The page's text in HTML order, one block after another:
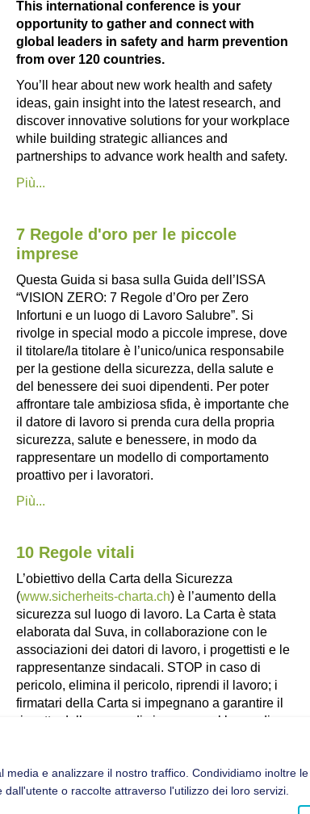
This international conference is your
opportunity to gather and connect with
global leaders in safety and harm prevention
from over 120 countries.
You’ll hear about new work health and safety
ideas, gain insight into the latest research, and
discover innovative solutions for your workplace
while building strategic alliances and
partnerships to advance work health and safety.
Più...
7 Regole d'oro per le piccole
imprese
Questa Guida si basa sulla Guida dell’ISSA
“VISION ZERO: 7 Regole d’Oro per Zero
Infortuni e un luogo di Lavoro Salubre”. Si
rivolge in special modo a piccole imprese, dove
il titolare/la titolare è l’unico/unica responsabile
per la gestione della sicurezza, della salute e
del benessere dei suoi dipendenti. Per poter
affrontare tale ambiziosa sfida, è importante che
il datore di lavoro si prenda cura della propria
sicurezza, salute e benessere, in modo da
rappresentare un modello di comportamento
proattivo per i lavoratori.
Più...
10 Regole vitali
L’obiettivo della Carta della Sicurezza
(www.sicherheits-charta.ch) è l’aumento della
sicurezza sul luogo di lavoro. La Carta è stata
elaborata dal Suva, in collaborazione con le
associazioni dei datori di lavoro, i progettisti e le
rappresentanze sindacali. STOP in caso di
pericolo, elimina il pericolo, riprendi il lavoro; i
firmatari della Carta si impegnano a garantire il
rispetto delle norme di sicurezza sul luogo di
e analizzare il nostro traffico. Condividiamo inoltre
o raccolte attraverso l'utilizzo dei loro servizi.